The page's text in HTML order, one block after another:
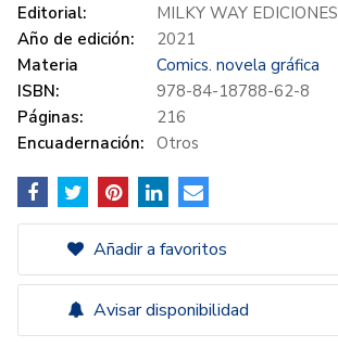
Editorial:
MILKY WAY EDICIONES
Año de edición:
2021
Materia
Comics. novela gráfica
ISBN:
978-84-18788-62-8
Páginas:
216
Encuadernación: Otros
Añadir a favoritos
Avisar disponibilidad